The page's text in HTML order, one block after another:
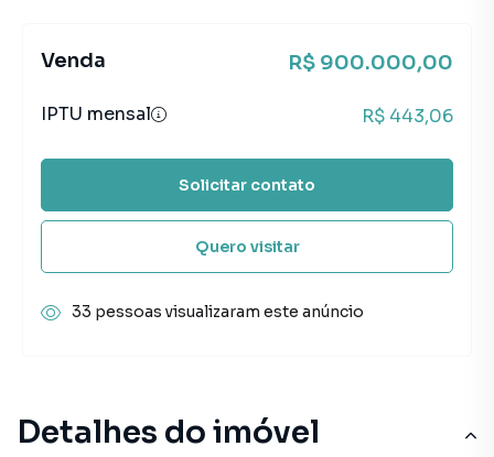
Detalhes do imóvel
Venda R$ 900.000,00
IPTU mensal R$ 443,06
Solicitar contato
Quero visitar
33 pessoas visualizaram este anúncio